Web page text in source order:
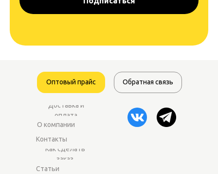
Контакты
О компании
Доставка и
оплата
Оптовый прайс Обратная связь
Статьи
Как сделать
заказ